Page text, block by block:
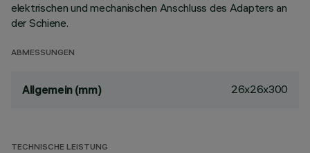
elektrischen und mechanischen Anschluss des Adapters an
der Schiene.
ABMESSUNGEN
Allgemein (mm) 26x26x300
TECHNISCHE LEISTUNG